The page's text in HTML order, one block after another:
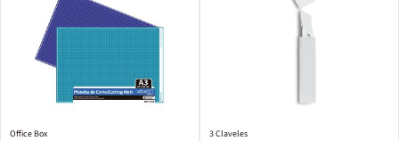
Office Box 3 Claveles